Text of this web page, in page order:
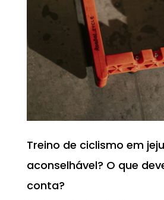
Treino de ciclismo em
aconselhável? O que
conta?